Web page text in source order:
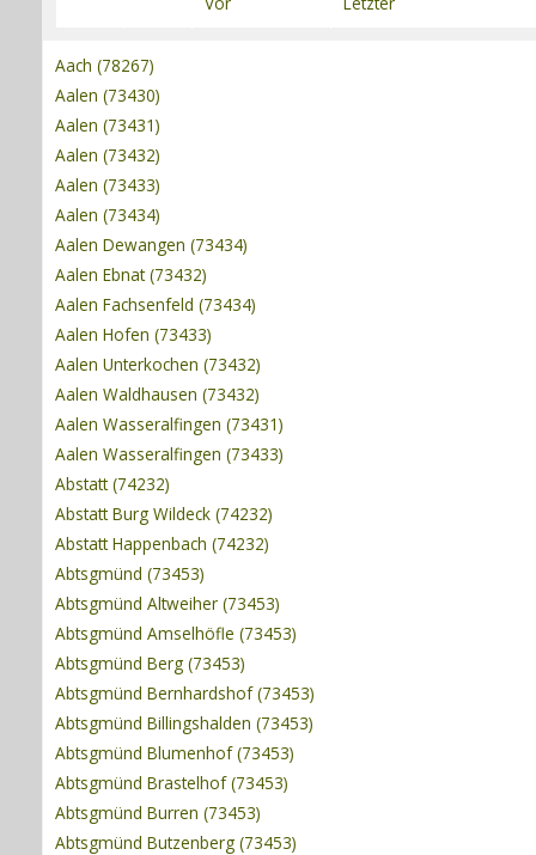
Aach (78267)
Aalen (73430)
Aalen (73431)
Aalen (73432)
Aalen (73433)
Aalen (73434)
Aalen Dewangen (73434)
Aalen Ebnat (73432)
Aalen Fachsenfeld (73434)
Aalen Hofen (73433)
Aalen Unterkochen (73432)
Aalen Waldhausen (73432)
Aalen Wasseralfingen (73431)
Aalen Wasseralfingen (73433)
Abstatt (74232)
Abstatt Burg Wildeck (74232)
Abstatt Happenbach (74232)
Abtsgmünd (73453)
Abtsgmünd Altweiher (73453)
Abtsgmünd Amselhöfle (73453)
Abtsgmünd Berg (73453)
Abtsgmünd Bernhardshof (73453)
Abtsgmünd Billingshalden (73453)
Abtsgmünd Blumenhof (73453)
Abtsgmünd Brastelhof (73453)
Abtsgmünd Burren (73453)
Abtsgmünd Butzenberg (73453)